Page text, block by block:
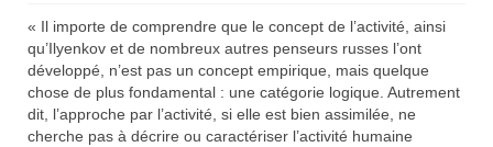
« Il importe de comprendre que le concept de l’activité, ainsi
qu’Ilyenkov et de nombreux autres penseurs russes l’ont
développé, n’est pas un concept empirique, mais quelque
chose de plus fondamental : une catégorie logique. Autrement
dit, l’approche par l’activité, si elle est bien assimilée, ne
cherche pas à décrire ou caractériser l’activité humaine